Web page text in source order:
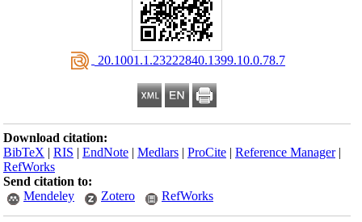
‎ 20.1001.1.23222840.1399.10.0.78.7
Download citation:
BibTeX |RIS |EndNote |Medlars |ProCite |Reference Manager
RefWorks
Send citation to:
Mendeley
Zotero RefWorks